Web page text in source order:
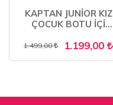
KAPTAN JUNİOR KIZ
ÇOCUK BOTU İÇİ
TABAN
1.499,00 1.199,00